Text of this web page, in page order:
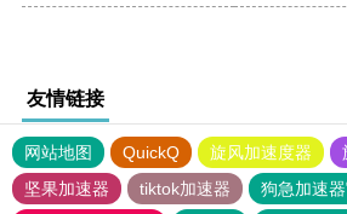
友情链接
网站地图 QuickQ 旋风加速度器
坚果加速器
tiktok加速器
狗急加速